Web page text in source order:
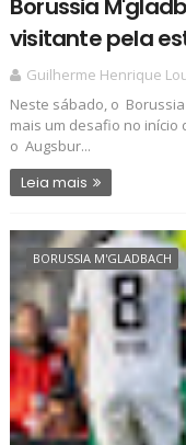
Borussia
visitante pela
Guilherme Henrique
Neste sábado, o
mais um desafio no
o Augsbur...
Leia mais
BORUSSIA M'GLADBACH